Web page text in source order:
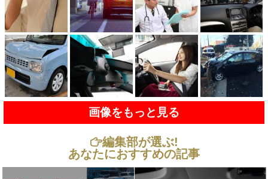
画像をもっと見る
編集部が選ぶ!
あなたにおすすめの記事